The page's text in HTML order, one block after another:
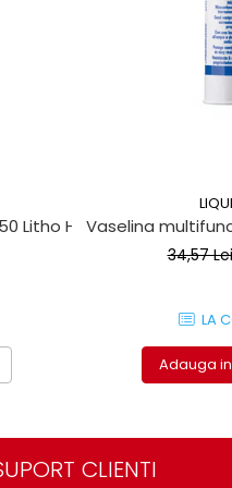
Litho HT Vaselina
34,57
LA
Adauga
CLIENTI